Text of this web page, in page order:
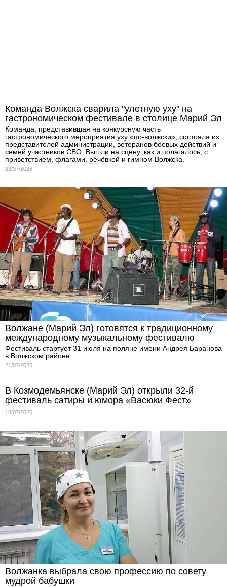
Команда Волжска сварила "улетную уху" на
гастрономическом фестивале в столице Марий Эл
Команда, представившая на конкурсную часть
гастрономического мероприятия уху «по-волжски», состояла из
представителей администрации, ветеранов боевых действий и
семей участников СВО. Вышли на сцену, как и полагалось, с
приветствием, флагами, речёвкой и гимном Волжска.
23/07/2026
Волжане (Марий Эл) готовятся к традиционному
международному музыкальному фестивалю
Фестиваль стартует 31 июля на поляне имени Андрея Баранова
в Волжском районе.
21/07/2026
В Козмодемьянске (Марий Эл) открыли 32-й
фестиваль сатиры и юмора «Васюки Фест»
18/07/2026
Волжанка выбрала свою профессию по совету
мудрой бабушки